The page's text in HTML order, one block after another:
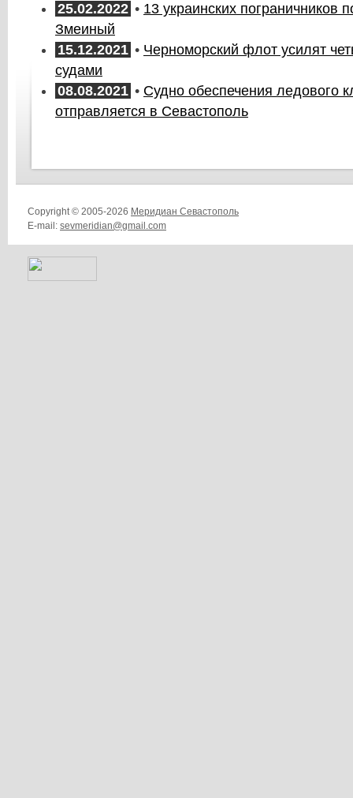
25.02.2022 • 13 украинских пограничников
Змеиный
15.12.2021 • Черноморский флот усилят
судами
08.08.2021 • Судно обеспечения ледового
отправляется в Севастополь
Copyright © 2005-2026 Меридиан Севастополь
E-mail: sevmeridian@gmail.com